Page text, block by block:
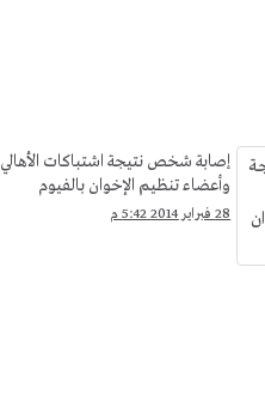
إصابة شخص نتيجة اشتباكات الأهالي
وأعضاء تنظيم الإخوان بالفيوم
28 فبراير 2014 5:42 م